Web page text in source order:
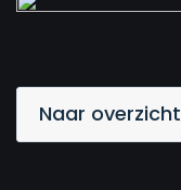
Naar overzicht